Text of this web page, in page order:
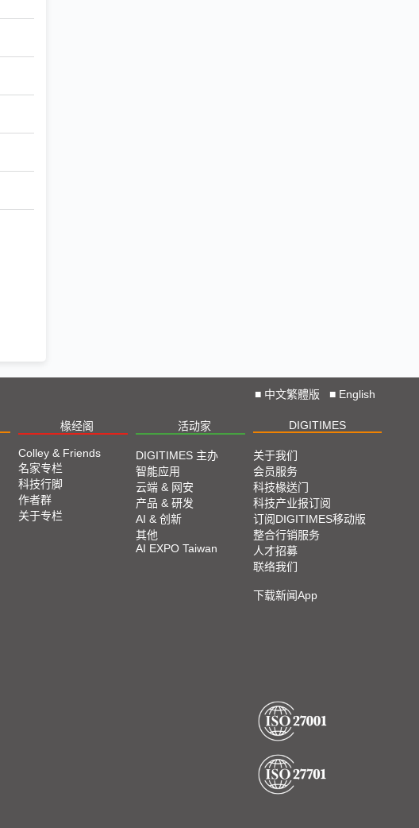
■ 中文繁體版 ■ English
椽经阁 活动家 DIGITIMES
Colley & Friends
名家专栏
科技行脚
作者群
关于专栏
DIGITIMES 主办
智能应用
云端 & 网安
产品 & 研发
AI & 创新
其他
AI EXPO Taiwan
关于我们
会员服务
科技椽送门
科技产业报订阅
订阅DIGITIMES移动版
整合行销服务
人才招募
联络我们
下载新闻App